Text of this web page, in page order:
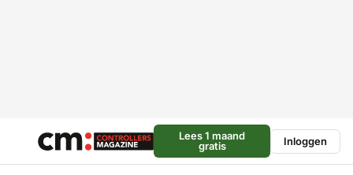
Lees 1 maand
gratis
Inloggen